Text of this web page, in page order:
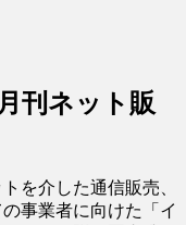
刊ネット販
を介した通信販売、
事業者に向けた「イ